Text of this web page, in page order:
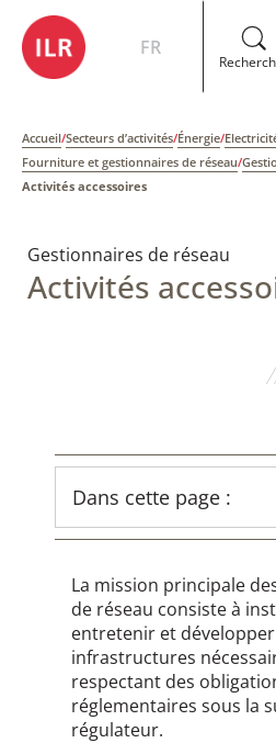
FR
Accueil/Secteurs d’activités/Énergie/
Fourniture et gestionnaires de réseau/
Activités accessoires
Gestionnaires de réseau
Activités
Dans cette page :
La mission principale
de réseau consiste à
entretenir et
infrastructures
respectant des
réglementaires sous la
régulateur.